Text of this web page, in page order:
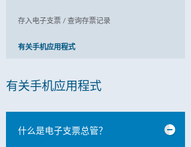
存入电子支票 / 查询存票记录
有关手机应用程式
有关手机应用程式
什么是电子支票总管？